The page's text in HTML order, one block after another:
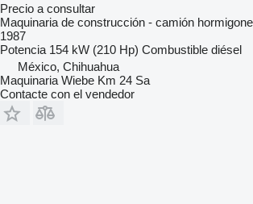
Precio a consultar
Maquinaria de construcción - camión
1987
Potencia 154 kW (210 Hp) Combustible diésel
México, Chihuahua
Maquinaria Wiebe Km 24 Sa
Contacte con el vendedor